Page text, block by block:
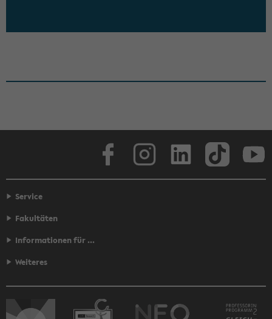
Face­book
Service
Fakultäten
Informationen für ...
Weiteres